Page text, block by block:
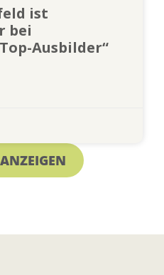
ist
bei
Ausbilder“